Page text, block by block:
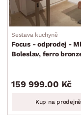
Sestava kuchyně
Focus - odprodej -
Boleslav, ferro
159 999.00 Kč
Kup na prodejně